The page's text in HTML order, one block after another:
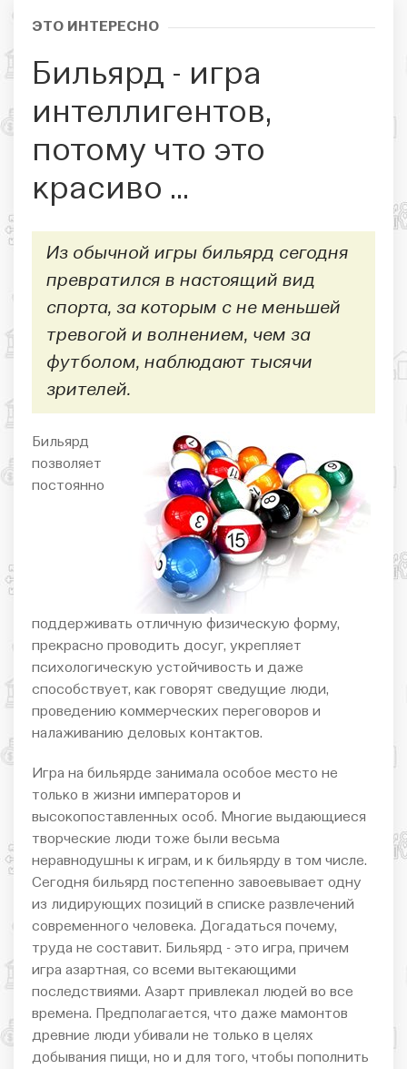
ЭТО ИНТЕРЕСНО
Бильярд - игра
интеллигентов,
потому что это
красиво ...
Из обычной игры бильярд сегодня
превратился в настоящий вид
спорта, за которым с не меньшей
тревогой и волнением, чем за
футболом, наблюдают тысячи
зрителей.
Бильярд
позволяет
постоянно
поддерживать отличную физическую форму,
прекрасно проводить досуг, укрепляет
психологическую устойчивость и даже
способствует, как говорят сведущие люди,
проведению коммерческих переговоров и
налаживанию деловых контактов.
Игра на бильярде занимала особое место не
только в жизни императоров и
высокопоставленных особ. Многие выдающиеся
творческие люди тоже были весьма
неравнодушны к играм, и к бильярду в том числе.
Сегодня бильярд постепенно завоевывает одну
из лидирующих позиций в списке развлечений
современного человека. Догадаться почему,
труда не составит. Бильярд - это игра, причем
игра азартная, со всеми вытекающими
последствиями. Азарт привлекал людей во все
времена. Предполагается, что даже мамонтов
древние люди убивали не только в целях
добывания пищи, но и для того, чтобы пополнить